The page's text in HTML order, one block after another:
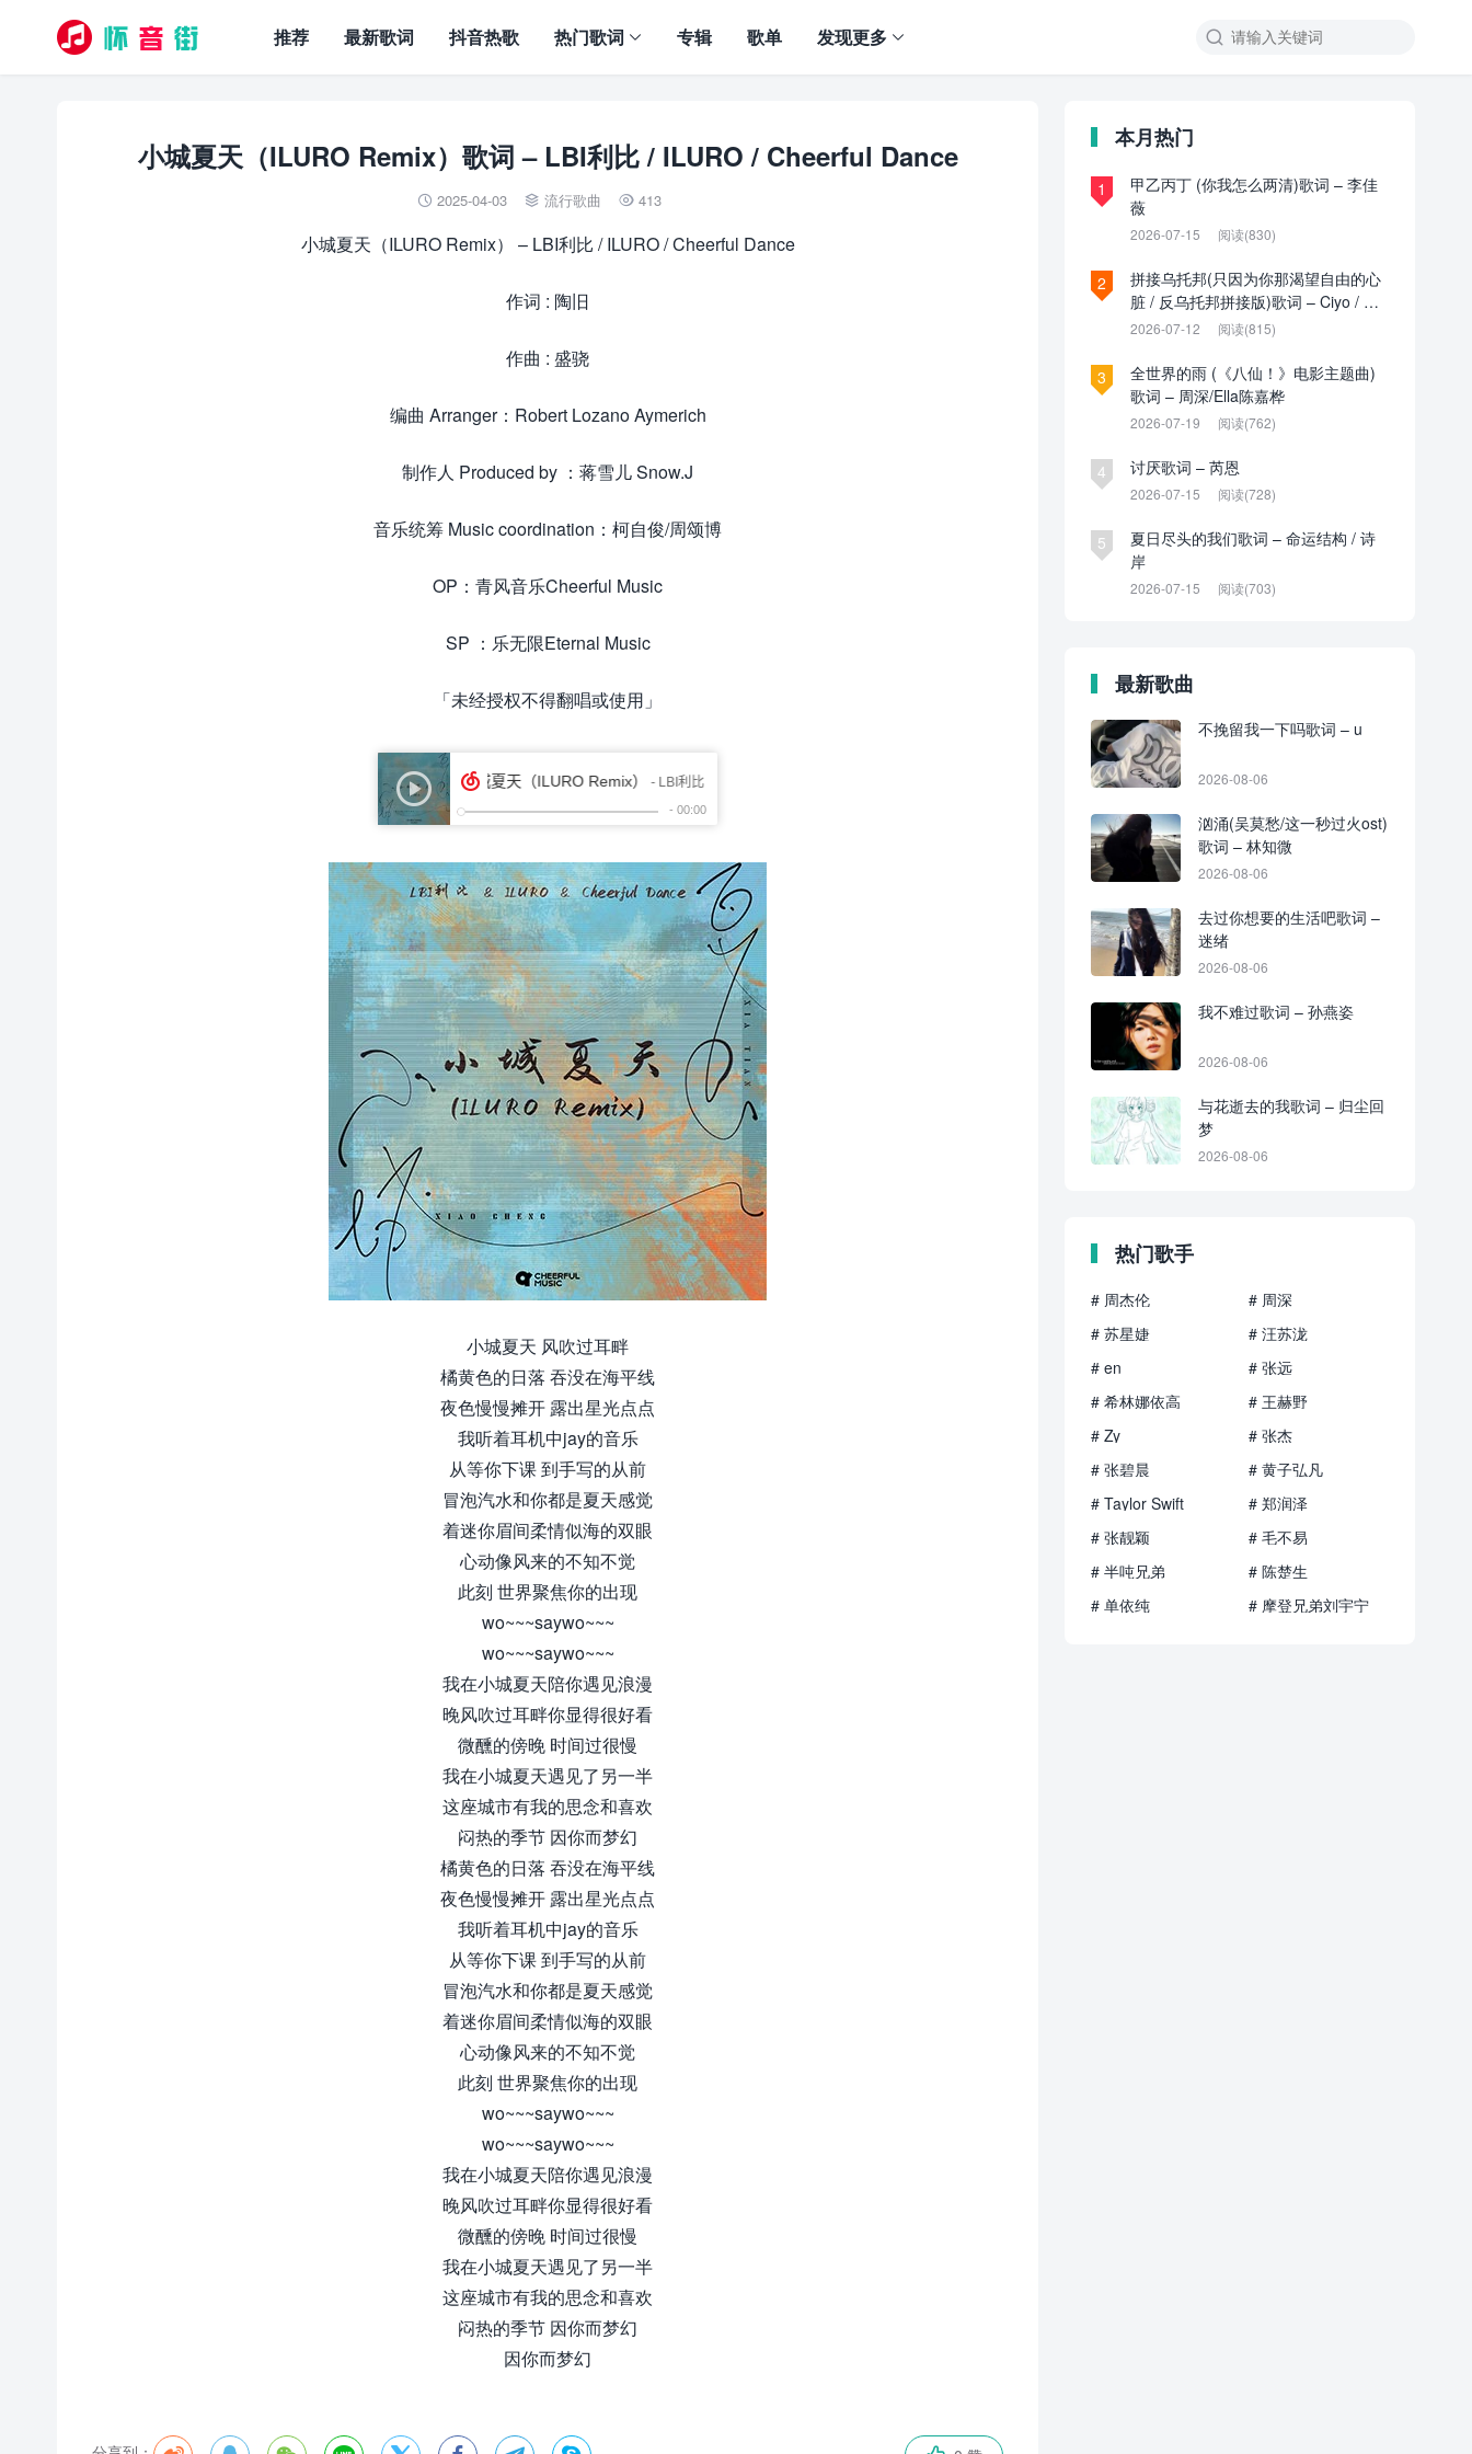

推荐 最新歌词 抖音热歌 热门歌词 专辑 歌单 发现更多
小城夏天（ILURO Remix）歌词 – LBI利比 / ILURO / Cheerful Dance
 2025-04-03  流行歌曲  413
小城夏天（ILURO Remix） – LBI利比 / ILURO / Cheerful Dance
作词 : 陶旧
作曲 : 盛骁
编曲 Arranger：Robert Lozano Aymerich
制作人 Produced by ：蒋雪儿 Snow.J
音乐统筹 Music coordination：柯自俊/周颂博
OP：青风音乐Cheerful Music
SP ：乐无限Eternal Music
「未经授权不得翻唱或使用」
小城夏天 风吹过耳畔
橘黄色的日落 吞没在海平线
夜色慢慢摊开 露出星光点点
我听着耳机中jay的音乐
从等你下课 到手写的从前
冒泡汽水和你都是夏天感觉
着迷你眉间柔情似海的双眼
心动像风来的不知不觉
此刻 世界聚焦你的出现
wo~~~saywo~~~
wo~~~saywo~~~
我在小城夏天陪你遇见浪漫
晚风吹过耳畔你显得很好看
微醺的傍晚 时间过很慢
我在小城夏天遇见了另一半
这座城市有我的思念和喜欢
闷热的季节 因你而梦幻
橘黄色的日落 吞没在海平线
夜色慢慢摊开 露出星光点点
我听着耳机中jay的音乐
从等你下课 到手写的从前
冒泡汽水和你都是夏天感觉
着迷你眉间柔情似海的双眼
心动像风来的不知不觉
此刻 世界聚焦你的出现
wo~~~saywo~~~
wo~~~saywo~~~
我在小城夏天陪你遇见浪漫
晚风吹过耳畔你显得很好看
微醺的傍晚 时间过很慢
我在小城夏天遇见了另一半
这座城市有我的思念和喜欢
闷热的季节 因你而梦幻
因你而梦幻
本月热门
1
甲乙丙丁 (你我怎么两清)歌词 – 李佳
薇
2026-07-15 阅读(830)
2
拼接乌托邦(只因为你那渴望自由的心
脏 / 反乌托邦拼接版)歌词 – Ciyo / 见
过夏天P / 乌托邦P
2026-07-12 阅读(815)
3
全世界的雨 (《八仙！》电影主题曲)
歌词 – 周深/Ella陈嘉桦
2026-07-19 阅读(762)
4 讨厌歌词 – 芮恩
2026-07-15 阅读(728)
5
夏日尽头的我们歌词 – 命运结构 / 诗
岸
2026-07-15 阅读(703)
最新歌曲
不挽留我一下吗歌词 – u
2026-08-06
汹涌(吴莫愁/这一秒过火ost)
歌词 – 林知微
2026-08-06
去过你想要的生活吧歌词 –
迷绪
2026-08-06
我不难过歌词 – 孙燕姿
2026-08-06
与花逝去的我歌词 – 归尘回
梦
2026-08-06
热门歌手
# 周杰伦
# 周深
# 苏星婕
# 汪苏泷
# en
# 张远
# 希林娜依高
# 王赫野
# Zy
# 张杰
# 张碧晨
# 黄子弘凡
# Taylor Swift
# 郑润泽
# 张靓颖
# 毛不易
# 半吨兄弟
# 陈楚生
# 单依纯
# 摩登兄弟刘宇宁